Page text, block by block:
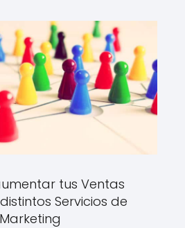
tus Ventas
Servicios de
Marketing